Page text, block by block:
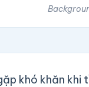
khó khăn khi